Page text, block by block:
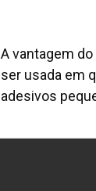
A vantagem
ser usada em
adesivos